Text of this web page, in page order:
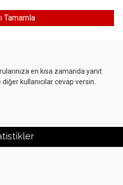
en kısa zamanda yanıt
kullanıcılar cevap versin.